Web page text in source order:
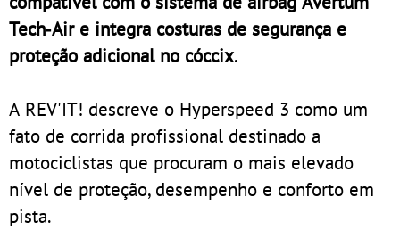
Tech‑Air e integra costuras de segurança e
proteção adicional no cóccix.
A REV'IT! descreve o Hyperspeed 3 como um
fato de corrida profissional destinado a
motociclistas que procuram o mais elevado
nível de proteção, desempenho e conforto em
pista.